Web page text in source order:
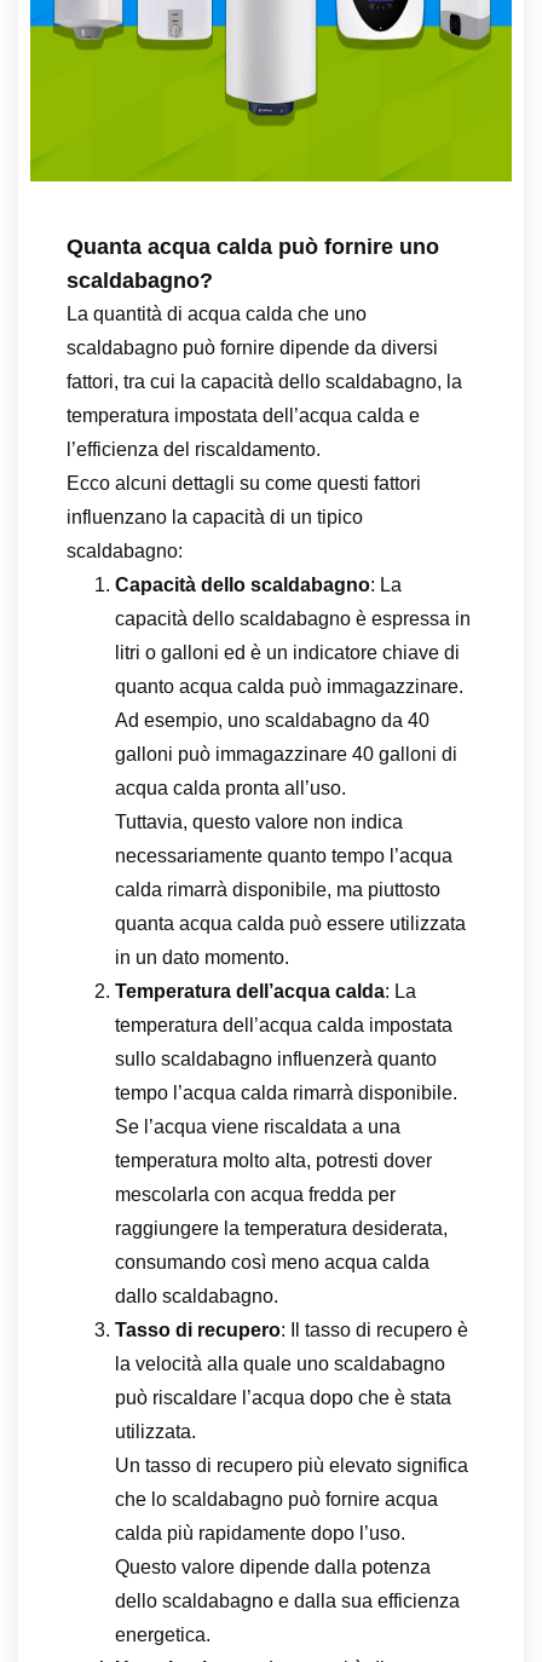
Quanta acqua calda può fornire uno
scaldabagno?
La quantità di acqua calda che uno
scaldabagno può fornire dipende da diversi
fattori, tra cui la capacità dello scaldabagno, la
temperatura impostata dell’acqua calda e
l’efficienza del riscaldamento.
Ecco alcuni dettagli su come questi fattori
influenzano la capacità di un tipico
scaldabagno:
Capacità dello scaldabagno: La
capacità dello scaldabagno è espressa in
litri o galloni ed è un indicatore chiave di
quanto acqua calda può immagazzinare.
Ad esempio, uno scaldabagno da 40
galloni può immagazzinare 40 galloni di
acqua calda pronta all’uso.
Tuttavia, questo valore non indica
necessariamente quanto tempo l’acqua
calda rimarrà disponibile, ma piuttosto
quanta acqua calda può essere utilizzata
in un dato momento.
Temperatura dell’acqua calda: La
temperatura dell’acqua calda impostata
sullo scaldabagno influenzerà quanto
tempo l’acqua calda rimarrà disponibile.
Se l’acqua viene riscaldata a una
temperatura molto alta, potresti dover
mescolarla con acqua fredda per
raggiungere la temperatura desiderata,
consumando così meno acqua calda
dallo scaldabagno.
Tasso di recupero: Il tasso di recupero è
la velocità alla quale uno scaldabagno
può riscaldare l’acqua dopo che è stata
utilizzata.
Un tasso di recupero più elevato significa
che lo scaldabagno può fornire acqua
calda più rapidamente dopo l’uso.
Questo valore dipende dalla potenza
dello scaldabagno e dalla sua efficienza
energetica.